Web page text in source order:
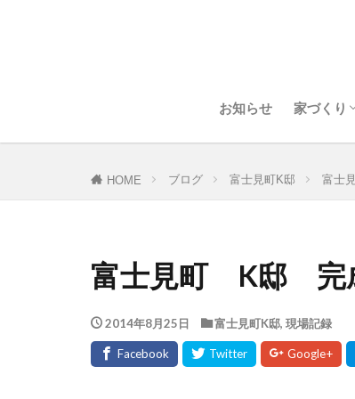
お知らせ 家づくり
HOME ブログ 富士見町K邸 富士
富士見町 K邸 完
2014年8月25日 富士見町K邸, 現場記録